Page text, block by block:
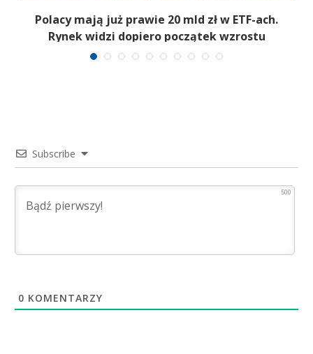
Polacy mają już prawie 20 mld zł w ETF-ach.
Rynek widzi dopiero początek wzrostu
Subscribe
500
0 KOMENTARZY